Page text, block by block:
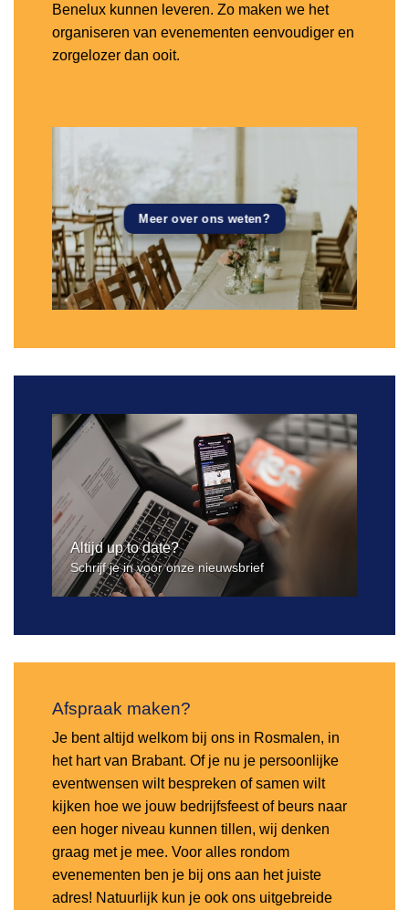
Benelux kunnen leveren. Zo maken we het
organiseren van evenementen eenvoudiger en
zorgelozer dan ooit.
Meer over ons weten?
Altijd up to date?
Schrijf je in voor onze nieuwsbrief
Afspraak maken?
Je bent altijd welkom bij ons in Rosmalen, in
het hart van Brabant. Of je nu je persoonlijke
eventwensen wilt bespreken of samen wilt
kijken hoe we jouw bedrijfsfeest of beurs naar
een hoger niveau kunnen tillen, wij denken
graag met je mee. Voor alles rondom
evenementen ben je bij ons aan het juiste
adres! Natuurlijk kun je ook ons uitgebreide